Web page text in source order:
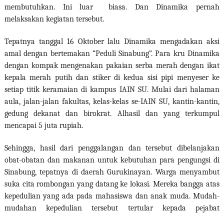
membutuhkan. Ini luar
biasa. Dan Dinamika pernah
melaksakan kegiatan tersebut.
Tepatnya tanggal 16 Oktober lalu Dinamika mengadakan aksi
amal dengan bertemakan “Peduli Sinabung”. Para kru Dinamika
dengan kompak mengenakan pakaian serba merah dengan ikat
kepala merah putih dan stiker di kedua sisi pipi menyeser ke
setiap titik keramaian di kampus IAIN SU. Mulai dari halaman
aula, jalan-jalan fakultas, kelas-kelas se-IAIN SU, kantin-kantin,
gedung dekanat dan birokrat. Alhasil dan yang terkumpul
mencapai 5 juta rupiah.
Sehingga, hasil dari penggalangan dan tersebut dibelanjakan
obat-obatan dan makanan untuk kebutuhan para pengungsi di
Sinabung, tepatnya di daerah Gurukinayan. Warga menyambut
suka cita rombongan yang datang ke lokasi. Mereka bangga atas
kepedulian yang ada pada mahasiswa dan anak muda. Mudah-
mudahan kepedulian tersebut tertular kepada pejabat